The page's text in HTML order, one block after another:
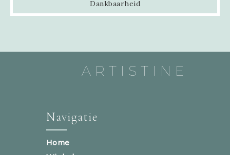
Dankbaarheid
ARTISTINE
Navigatie
Home